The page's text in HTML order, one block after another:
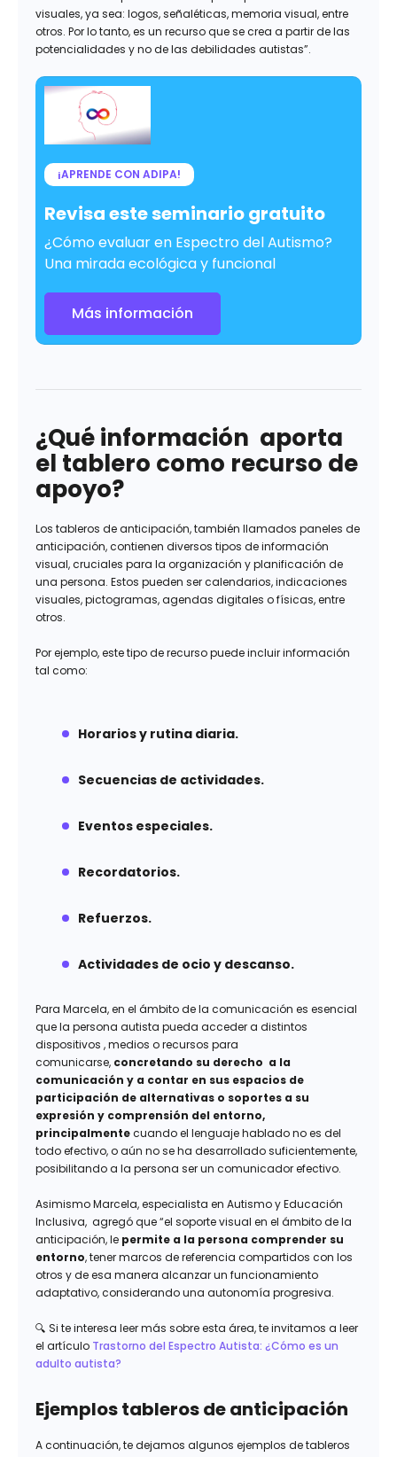
visuales, ya sea: logos, señaléticas, memoria visual, entre
otros. Por lo tanto, es un recurso que se crea a partir de las
potencialidades y no de las debilidades autistas”.
¡APRENDE CON ADIPA!
Revisa este seminario gratuito
¿Cómo evaluar en Espectro del Autismo?
Una mirada ecológica y funcional
Más información
¿Qué información aporta
el tablero como recurso de
apoyo?
Los tableros de anticipación, también llamados paneles de
anticipación, contienen diversos tipos de información
visual, cruciales para la organización y planificación de
una persona. Estos pueden ser calendarios, indicaciones
visuales, pictogramas, agendas digitales o físicas, entre
otros.
Por ejemplo, este tipo de recurso puede incluir información
tal como:
Horarios y rutina diaria.
Secuencias de actividades.
Eventos especiales.
Recordatorios.
Refuerzos.
Actividades de ocio y descanso.
Para Marcela, en el ámbito de la comunicación es esencial
que la persona autista pueda acceder a distintos
dispositivos , medios o recursos para
comunicarse, concretando su derecho a la
comunicación y a contar en sus espacios de
participación de alternativas o soportes a su
expresión y comprensión del entorno,
principalmentecuando el lenguaje hablado no es del
todo efectivo, o aún no se ha desarrollado suficientemente,
posibilitando a la persona ser un comunicador efectivo.
Asimismo Marcela, especialista en Autismo y Educación
Inclusiva, agregó que “el soporte visual en el ámbito de la
anticipación, le permite a la persona comprender su
entorno, tener marcos de referencia compartidos con los
otros y de esa manera alcanzar un funcionamiento
adaptativo, considerando una autonomía progresiva.
🔍 Si te interesa leer más sobre esta área, te invitamos a leer
el artículo Trastorno del Espectro Autista: ¿Cómo es un
adulto autista?
Ejemplos tableros de anticipación
A continuación, te dejamos algunos ejemplos de tableros